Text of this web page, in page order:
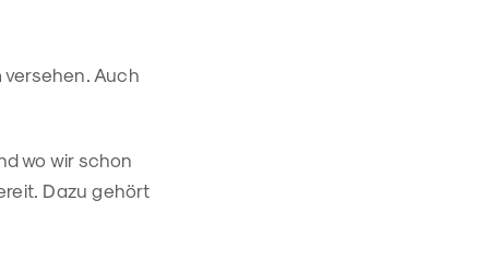
versehen. Auch
wo wir schon
Dazu gehört